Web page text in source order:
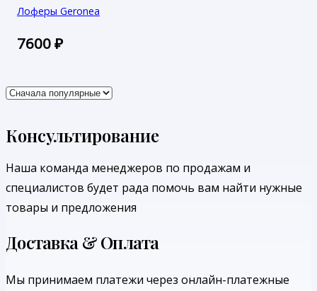
Лоферы Geronea
7600₽
Консультирование
Наша команда менеджеров по продажам и
специалистов будет рада помочь вам найти нужные
товары и предложения
Доставка & Оплата
Мы принимаем платежи через онлайн-платежные